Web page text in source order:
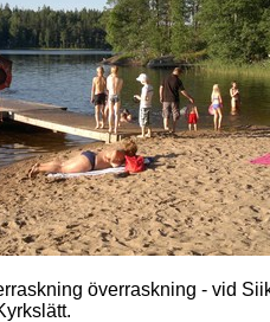
överraskning - vid